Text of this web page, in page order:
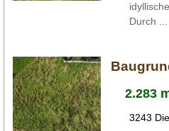
Durch ...
2.283
3243